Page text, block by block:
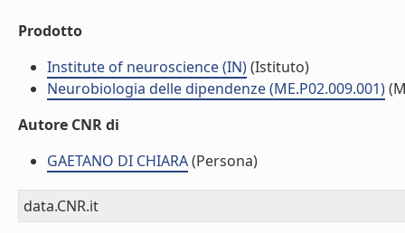
Prodotto
Institute of neuroscience (IN)(Istituto)
Neurobiologia delle dipendenze (ME.P02.009.001)
Autore CNR di
GAETANO DI CHIARA(Persona)
data.CNR.it